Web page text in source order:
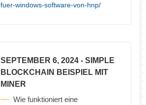
fuer-windows-software-von-hnp/
SEPTEMBER 6, 2024 - SIMPLE
BLOCKCHAIN BEISPIEL MIT
MINER
Wie funktioniert eine